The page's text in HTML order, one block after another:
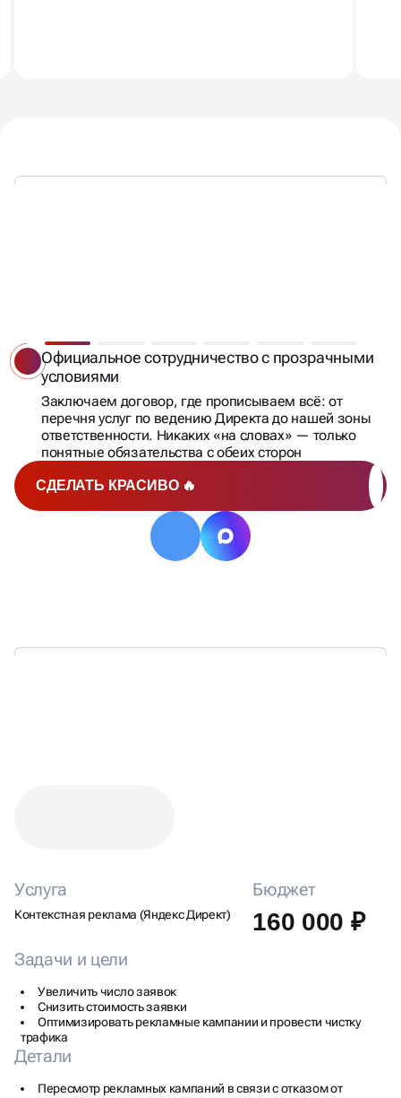
СДЕЛАТЬ КРАСИВО 🔥
Официальное сотрудничество с прозрачными
условиями
Заключаем договор, где прописываем всё: от
перечня услуг по ведению Директа до нашей зоны
ответственности. Никаких «на словах» — только
понятные обязательства с обеих сторон
Услуга
Контекстная реклама (Яндекс Директ)
Бюджет
160 000 ₽
Задачи и цели
Увеличить число заявок
Снизить стоимость заявки
Оптимизировать рекламные кампании и провести чистку
трафика
Детали
Пересмотр рекламных кампаний в связи с отказом от